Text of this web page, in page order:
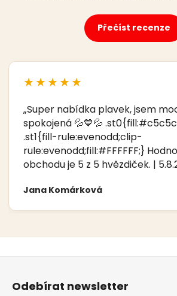
Přečíst recenze
★★★★★
„Super nabídka plavek, jsem
spokojená 💦💙💦
.st1{fill-rule:evenodd;clip-
rule:evenodd;fill:#FFFFFF;}
obchodu je 5 z 5 hvězdiček. |
Jana Komárková
Z
Odebírat newsletter